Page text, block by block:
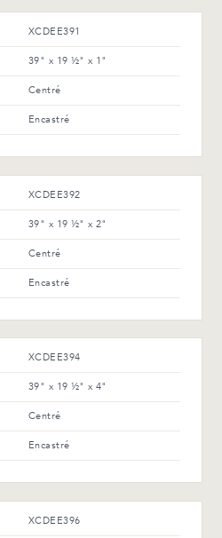
XCDEE391
39" x 19 ½" x 1"
Centré
Encastré
XCDEE392
39" x 19 ½" x 2"
Centré
Encastré
XCDEE394
39" x 19 ½" x 4"
Centré
Encastré
XCDEE396